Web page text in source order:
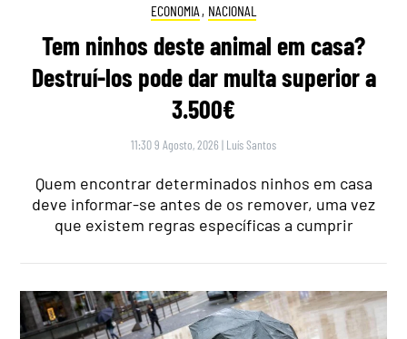
ECONOMIA , NACIONAL
Tem ninhos deste animal em casa?
Destruí-los pode dar multa superior a
3.500€
11:30 9 Agosto, 2026 | Luís Santos
Quem encontrar determinados ninhos em casa
deve informar-se antes de os remover, uma vez
que existem regras específicas a cumprir